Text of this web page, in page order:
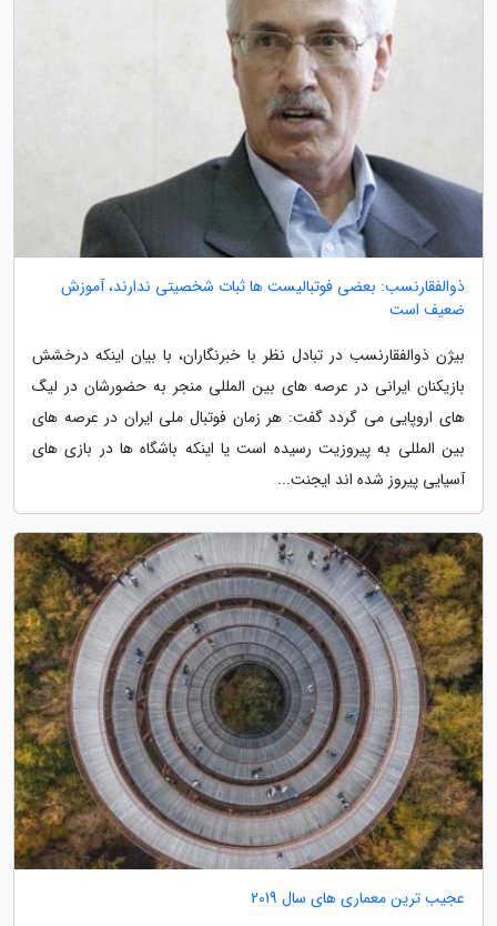
ذوالفقارنسب: بعضی فوتبالیست ها ثبات شخصیتی ندارند، آموزش
ضعیف است
بیژن ذوالفقارنسب در تبادل نظر با خبرنگاران، با بیان اینکه درخشش
بازیکنان ایرانی در عرصه های بین المللی منجر به حضورشان در لیگ
های اروپایی می گردد گفت: هر زمان فوتبال ملی ایران در عرصه های
بین المللی به پیروزیت رسیده است یا اینکه باشگاه ها در بازی های
آسیایی پیروز شده اند ایجنت...
عجیب ترین معماری های سال 2019